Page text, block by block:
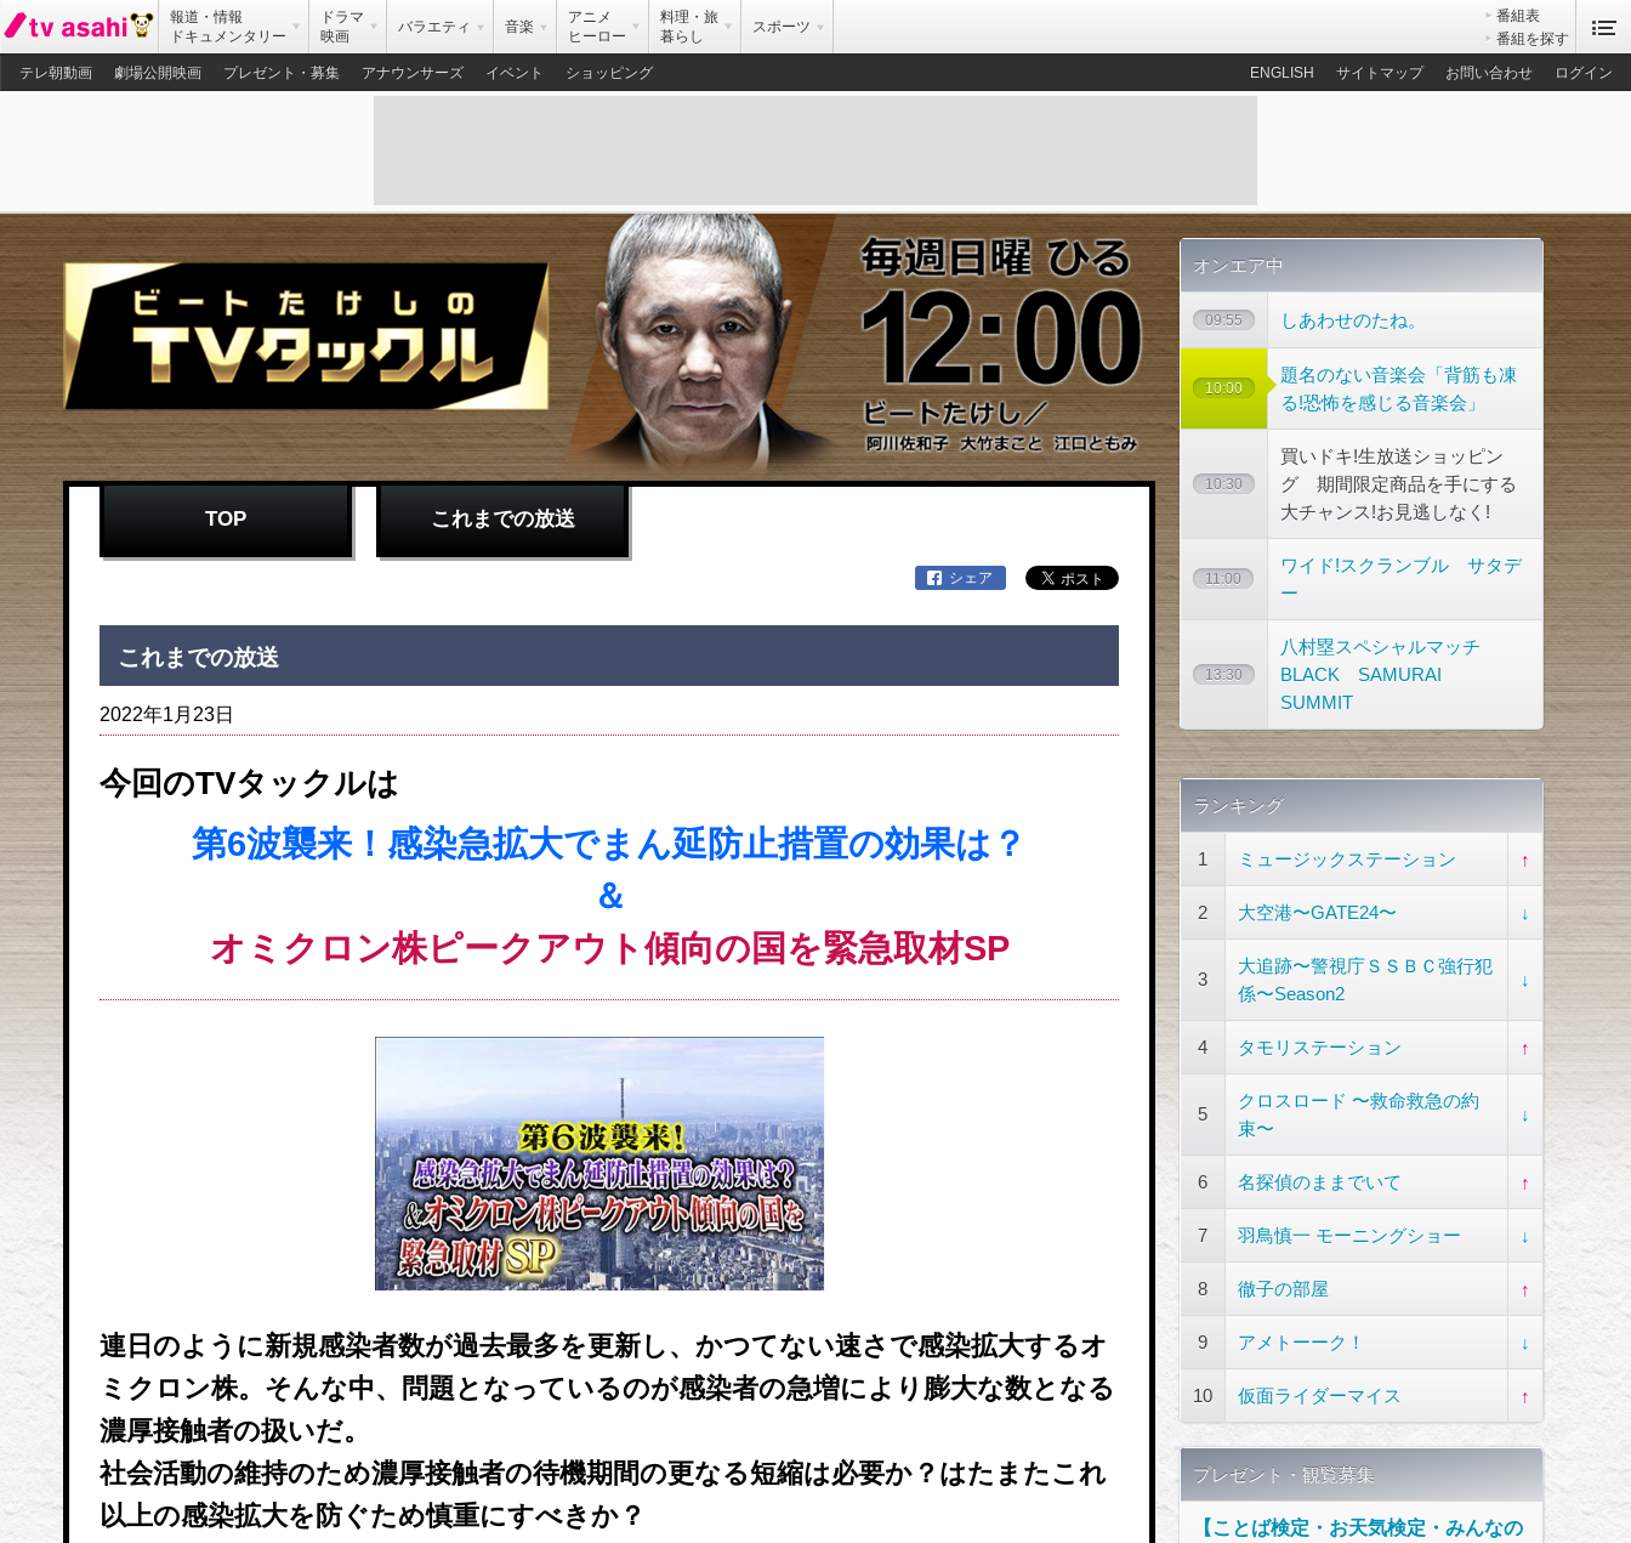
報道・情報
ドキュメンタリー
ドラマ
映画
バラエティ 音楽
アニメ
ヒーロー
料理・旅
暮らし
スポーツ
番組表
番組を探す
テレ朝動画
劇場公開映画 プレゼント・募集 アナウンサーズ イベント ショッピング ENGLISH サイトマップ お問い合わせ ログイン
TOP これまでの放送
シェア
これまでの放送
2022年1月23日
今回のTVタックルは
第6波襲来！感染急拡大でまん延防止措置の効果は？
＆
オミクロン株ピークアウト傾向の国を緊急取材SP
連日のように新規感染者数が過去最多を更新し、かつてない速さで感染拡大するオ
ミクロン株。そんな中、問題となっているのが感染者の急増により膨大な数となる
濃厚接触者の扱いだ。
社会活動の維持のため濃厚接触者の待機期間の更なる短縮は必要か？はたまたこれ
以上の感染拡大を防ぐため慎重にすべきか？
オンエア中
09:55 しあわせのたね。
10:00
題名のない音楽会「背筋も凍
る!恐怖を感じる音楽会」
10:30
買いドキ!生放送ショッピン
グ 期間限定商品を手にする
大チャンス!お見逃しなく!
11:00
ワイド!スクランブル サタデ
ー
13:30
八村塁スペシャルマッチ
BLACK SAMURAI
SUMMIT
ランキング
1 ミュージックステーション ↑
2 大空港〜GATE24〜 ↓
3
大追跡〜警視庁ＳＳＢＣ強行犯
係〜Season2
↓
4 タモリステーション ↑
5
クロスロード 〜救命救急の約
束〜
↓
6 名探偵のままでいて ↑
7 羽鳥慎一 モーニングショー ↓
8 徹子の部屋 ↑
9 アメトーーク！ ↓
10 仮面ライダーマイス ↑
プレゼント・観覧募集
【ことば検定・お天気検定・みんなの